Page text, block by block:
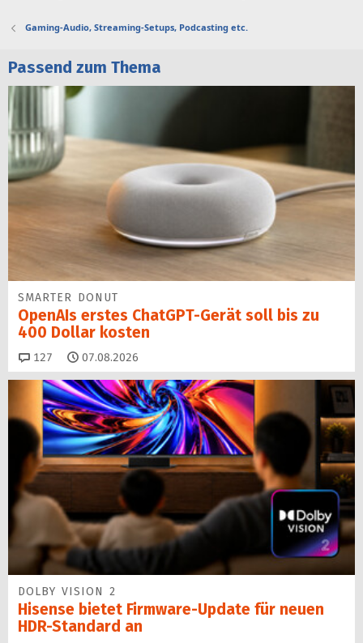
Gaming-Audio, Streaming-Setups, Podcasting etc.
Passend zum Thema
SMARTER DONUT
OpenAIs erstes ChatGPT-Gerät soll bis zu
400 Dollar kosten
127 Kommentare
07.08.2026
DOLBY VISION 2
Hisense bietet Firmware-Update für neuen
HDR-Standard an